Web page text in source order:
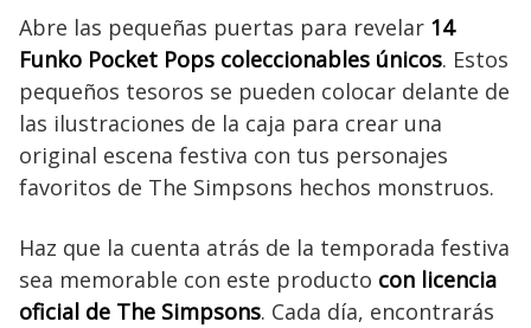
Abre las pequeñas puertas para revelar 14
Funko Pocket Pops coleccionables únicos. Estos
pequeños tesoros se pueden colocar delante de
las ilustraciones de la caja para crear una
original escena festiva con tus personajes
favoritos de The Simpsons hechos monstruos.
Haz que la cuenta atrás de la temporada festiva
sea memorable con este producto con licencia
oficial de The Simpsons. Cada día, encontrarás